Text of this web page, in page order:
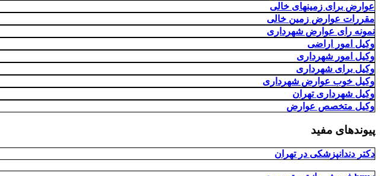
عوارض برای زمینهای خالی
مقررات عوارض زمین خالی
نمونه رای عوارض شهرداری
وکیل امور اراضی
وکیل امور شهرداری
وکیل برای شهرداری
وکیل خوب عوارض شهرداری
وکیل شهرداری تهران
وکیل متخصص عوارض
پیوندهای مفید
دکتر دندانپزشکی در تهران